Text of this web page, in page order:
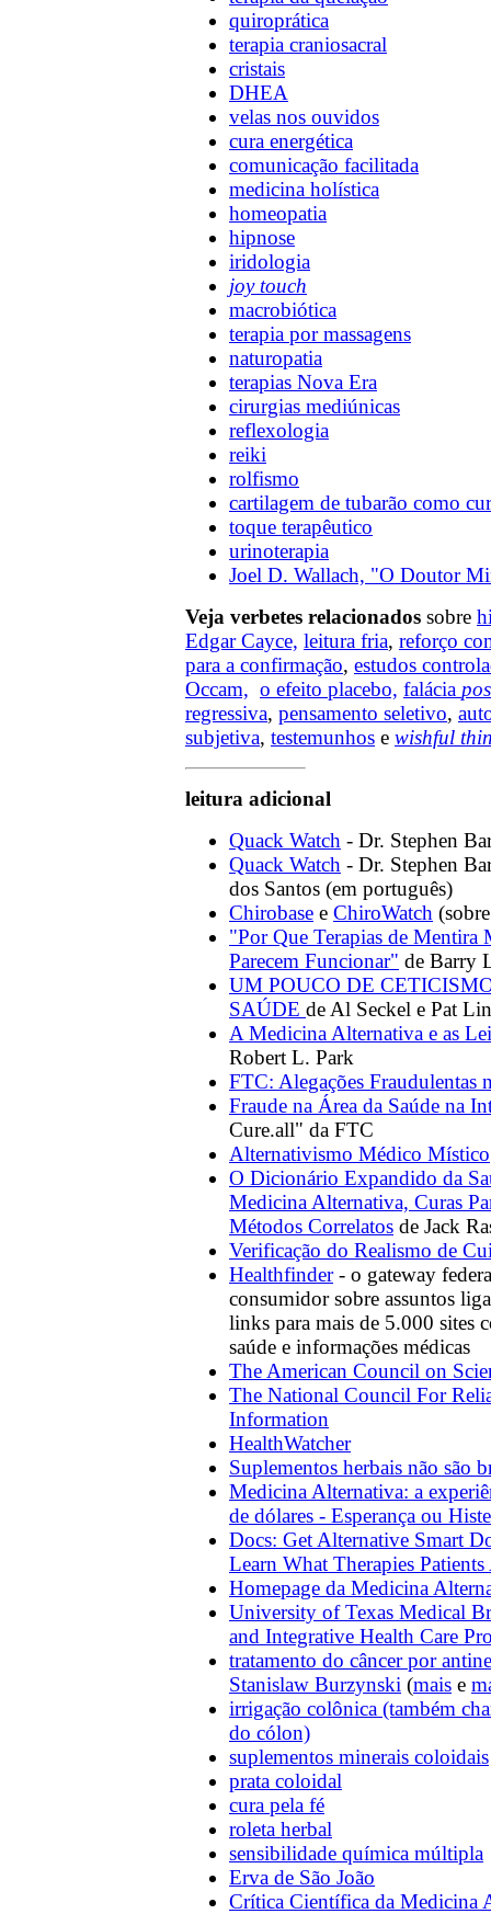
quiroprática
terapia craniosacral
cristais
DHEA
velas nos ouvidos
cura energética
comunicação facilitada
medicina holística
homeopatia
hipnose
iridologia
joy touch
macrobiótica
terapia por massagens
naturopatia
terapias Nova Era
cirurgias mediúnicas
reflexologia
reiki
rolfismo
cartilagem de tubarão como
toque terapêutico
urinoterapia
Joel D. Wallach, "O Doutor
Veja verbetes relacionados sobre
Edgar Cayce, leitura fria, reforço
para a confirmação, estudos
Occam, o efeito placebo, falácia
regressiva, pensamento seletivo,
subjetiva, testemunhos e wishful
leitura adicional
Quack Watch - Dr. Stephen
Quack Watch - Dr. Stephen
dos Santos (em português)
Chirobase e ChiroWatch
"Por Que Terapias de Mentira
Parecem Funcionar" de Barry
UM POUCO DE
SAÚDE de Al Seckel e Pat
A Medicina Alternativa e as
Robert L. Park
FTC: Alegações Fraudulentas
Fraude na Área da Saúde na
Cure.all" da FTC
Alternativismo Médico Místico
O Dicionário Expandido da
Medicina Alternativa, Curas
Métodos Correlatos de Jack
Verificação do Realismo de
Healthfinder- o gateway
consumidor sobre assuntos
links para mais de 5.000 sites
saúde e informações médicas
The American Council on
The National Council For
Information
HealthWatcher
Suplementos herbais não são
Medicina Alternativa: a
de dólares - Esperança ou
Docs: Get Alternative Smart
Learn What Therapies
Homepage da Medicina
University of Texas Medical
and Integrative Health Care
tratamento do câncer por
Stanislaw Burzynski (mais e
irrigação colônica (também
do cólon)
suplementos minerais coloidais
prata coloidal
cura pela fé
roleta herbal
sensibilidade química múltipla
Erva de São João
Crítica Científica da Medicina